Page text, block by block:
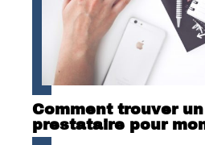
Comment trouver
prestataire pour